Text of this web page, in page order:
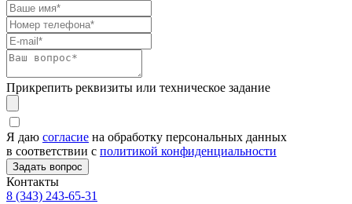
Прикрепить реквизиты или техническое задание
Я даю согласие на обработку персональных данных
в соответствии с политикой конфиденциальности
Контакты
8 (343) 243-65-31